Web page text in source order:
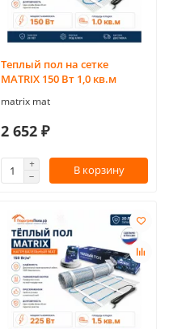
Теплый пол на сетке
MATRIX 150 Вт 1,0 кв.м
matrix mat
2 652 ₽
В корзину